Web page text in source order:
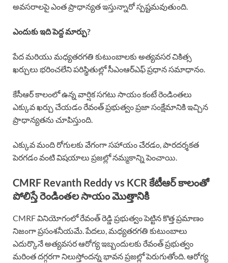
అవసరాలపై ఎంత ప్రాధాన్యత ఇస్తున్నారో స్పష్టమవుతుంది.
ఎందుకు ఇది పెద్ద మార్పు?
పేద మరియు మధ్యతరగతి కుటుంబాలకు అత్యవసర చికిత్స
ఖర్చులు భరించలేని పరిస్థితుల్లో సీఎంఆర్‌ఎఫ్ ప్రధాన సమాధానం.
కేసీఆర్ కాలంలో ఉన్న వార్షిక సగటు సాయం కంటే రెండింతలు
ఎక్కువ ఖర్చు చేయడం రేవంత్ ప్రభుత్వం ప్రజా సంక్షేమానికి ఇచ్చిన
ప్రాధాన్యతను చూపిస్తుంది.
ఎక్కువ మంది రోగులకు వేగంగా సహాయం చేరడం, పారదర్శకత
పెరగడం వంటి విషయాలు ప్రజల్లో నమ్మకాన్ని పెంచాయి.
CMRF Revanth Reddy vs KCR కేటీఆర్ కాలంతో
పోలిస్తే రెండింతల సాయం మొత్తానికి
CMRF వినియోగంలో రేవంత్ రెడ్డి ప్రభుత్వం పెట్టిన కొత్త ప్రమాణం
నిజంగా ప్రసంశనీయమే. పేదలు, మధ్యతరగతి కుటుంబాలు
ఎదుర్కొనే అత్యవసర ఆరోగ్య ఇబ్బందులకు రేవంత్ ప్రభుత్వం
మరింత దగ్గరగా నిలుస్తోందన్న భావన ప్రజల్లో పెరుగుతోంది. ఆరోగ్య